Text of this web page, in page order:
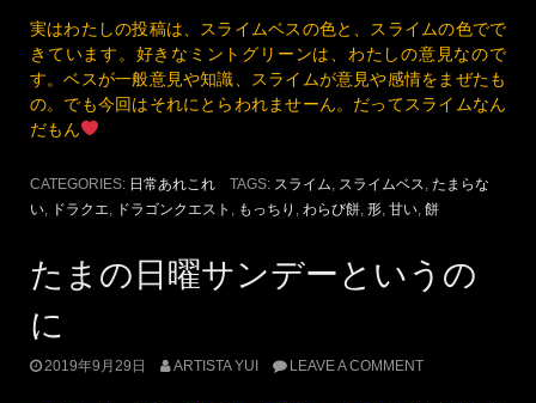
実はわたしの投稿は、スライムベスの色と、スライムの色でで
きています。好きなミントグリーンは、わたしの意見なので
す。ベスが一般意見や知識、スライムが意見や感情をまぜたも
の。でも今回はそれにとらわれませーん。だってスライムなん
だもん
CATEGORIES: 日常あれこれ TAGS: スライム スライムベス たまらな
い
ドラクエ ドラゴンクエスト もっちり わらび餅 形 甘い 餅
たまの日曜サンデーというの
に
2019年9月29日 ARTISTA YUI LEAVE A COMMENT